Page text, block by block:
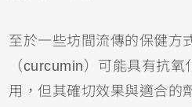
至於一些坊間流傳的保健方
（curcumin）可能具有抗
用，但其確切效果與適合的